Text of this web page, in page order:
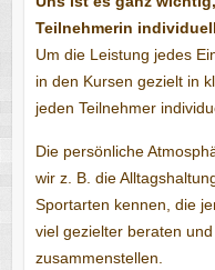
Teilnehmerin
Um die Leistung jedes
in den Kursen gezielt in
jeden Teilnehmer
Die persönliche
wir z. B. die
Sportarten kennen, die
viel gezielter beraten
zusammenstellen.